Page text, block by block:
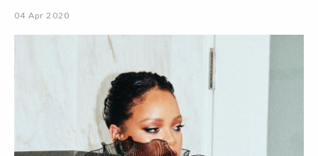
04 Apr 2020